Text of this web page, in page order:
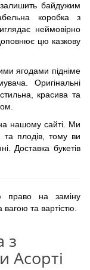
залишить байдужим
коробка з
неймовірно
цю казкову
ягодами підніме
Оригінальні
красива та
нашому сайті. Ми
та плодів, тому ви
Доставка букетів
право на заміну
вагою та вартістю.
з
Асорті